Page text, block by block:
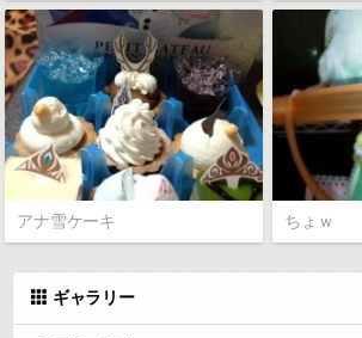
アナ雪ケーキ ちょｗ
ギャラリー